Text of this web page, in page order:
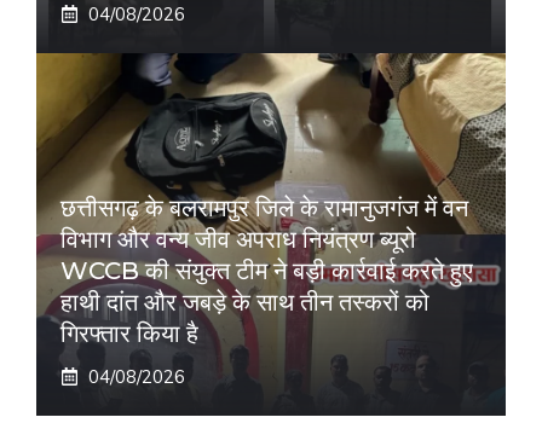
04/08/2026
छत्तीसगढ़ के बलरामपुर जिले के रामानुजगंज में वन
विभाग और वन्य जीव अपराध नियंत्रण ब्यूरो
WCCB की संयुक्त टीम ने बड़ी कार्रवाई करते हुए
हाथी दांत और जबड़े के साथ तीन तस्करों को
गिरफ्तार किया है
04/08/2026